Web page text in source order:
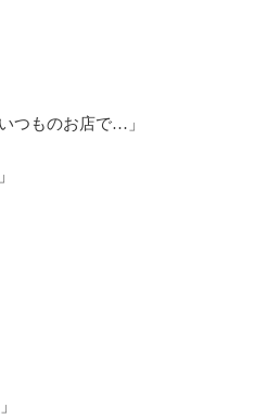
つものお店で…」
」
」